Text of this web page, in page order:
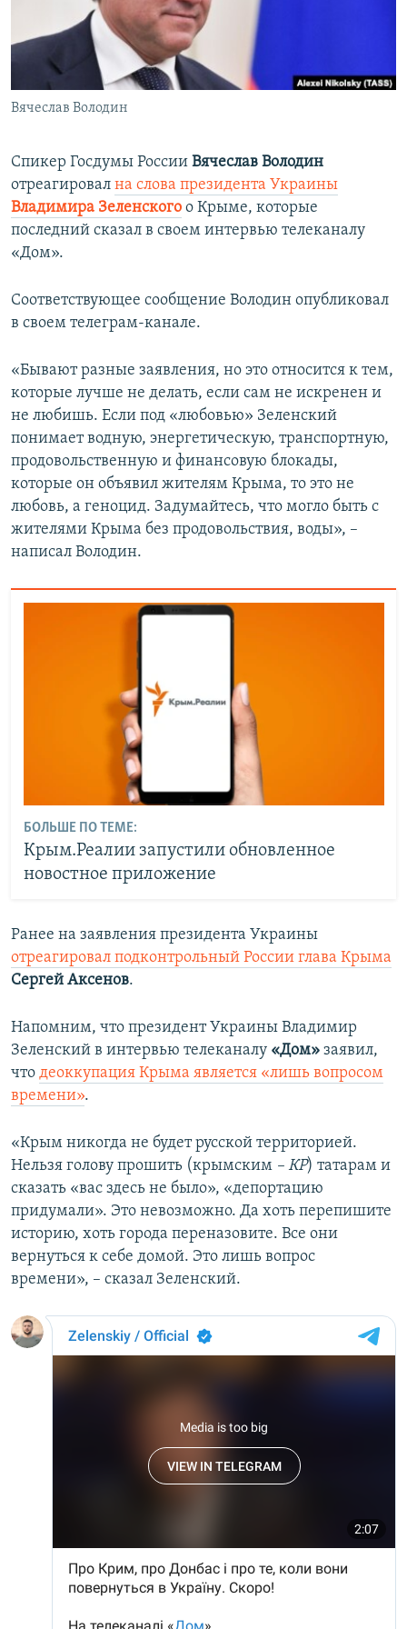
ПОБЕДИТЕЛЕЙ НЕ СУДЯТ?
КРЫМ.НЕПОКОРЕННЫЙ
ELIFBE
УКРАИНСКАЯ ПРОБЛЕМА КРЫМА
ПРИСОЕДИНЯЙТЕСЬ!
Вячеслав Володин
Спикер Госдумы России Вячеслав Володин
отреагировал на слова президента Украины
Владимира Зеленского о Крыме, которые
последний сказал в своем интервью телеканалу
«Дом».
Соответствующее сообщение Володин опубликовал
в своем телеграм-канале.
«Бывают разные заявления, но это относится к тем,
которые лучше не делать, если сам не искренен и
не любишь. Если под «любовью» Зеленский
понимает водную, энергетическую, транспортную,
продовольственную и финансовую блокады,
которые он объявил жителям Крыма, то это не
любовь, а геноцид. Задумайтесь, что могло быть с
жителями Крыма без продовольствия, воды», –
написал Володин.
БОЛЬШЕ ПО ТЕМЕ:
Крым.Реалии запустили обновленное
новостное приложение
Ранее на заявления президента Украины
отреагировал подконтрольный России глава Крыма
Сергей Аксенов.
Напомним, что президент Украины Владимир
Зеленский в интервью телеканалу «Дом» заявил,
что деоккупация Крыма является «лишь вопросом
времени».
«Крым никогда не будет русской территорией.
Нельзя голову прошить (крымским – КР) татарам и
сказать «вас здесь не было», «депортацию
придумали». Это невозможно. Да хоть перепишите
историю, хоть города переназовите. Все они
вернуться к себе домой. Это лишь вопрос
времени», – сказал Зеленский.